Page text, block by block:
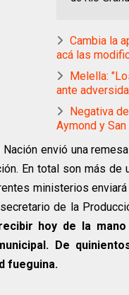
Cambia la
acá las
Melella:
ante
Negativa
Aymond y
envió una
En total son más
ministerios enviará
de la
hoy de la
De
fueguina.